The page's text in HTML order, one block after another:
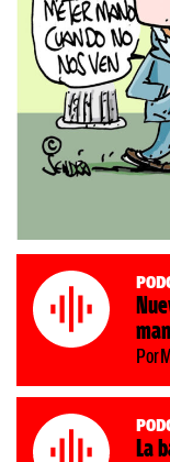
Por
La